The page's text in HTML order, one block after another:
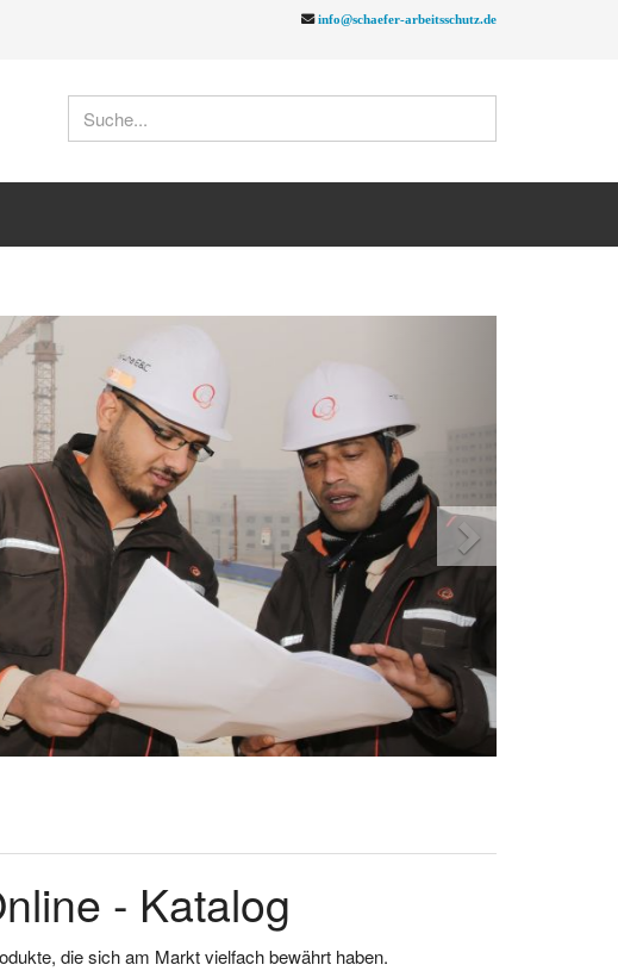
info@schaefer-arbeitsschutz.de
- Katalog
die sich am Markt vielfach bewährt haben.